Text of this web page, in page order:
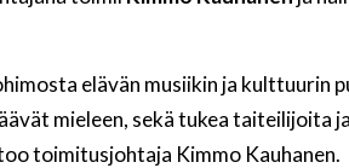
elävän musiikin ja kulttuurin
mieleen, sekä tukea taiteilijoita
toimitusjohtaja Kimmo Kauhanen.